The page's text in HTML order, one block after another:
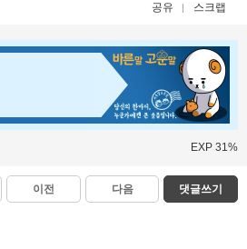
공유 스크랩
EXP 31%
이전 다음 댓글쓰기